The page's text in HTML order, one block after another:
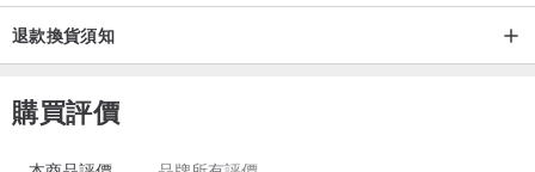
退款換貨須知
購買評價